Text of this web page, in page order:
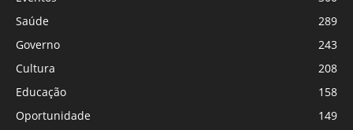
Saúde
289
Governo
243
Cultura
208
Educação
158
Oportunidade
149